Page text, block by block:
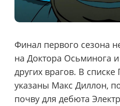
Финал первого сезона
на Доктора Осьминога
других врагов. В
указаны Макс Диллон,
почву для дебюта